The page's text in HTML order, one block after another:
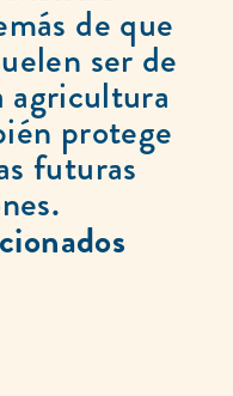
de que
ser de
agricultura
protege
futuras